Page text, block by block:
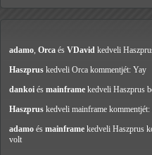
adamo, Orca és VDavid kedveli
Haszprus kedveli Orca kommentjét: Yay
dankoi és mainframe kedveli Haszprus
Haszprus kedveli mainframe
adamo és mainframe kedveli Haszprus
volt